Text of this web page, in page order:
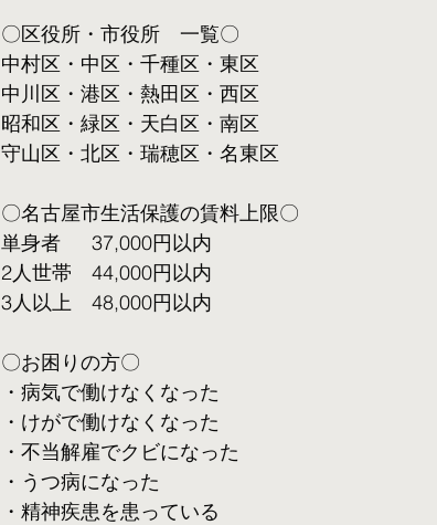
〇区役所・市役所　一覧〇
中村区・中区・千種区・東区
中川区・港区・熱田区・西区
昭和区・緑区・天白区・南区
守山区・北区・瑞穂区・名東区
〇名古屋市生活保護の賃料上限〇
単身者  　37,000円以内
2人世帯　44,000円以内
3人以上　48,000円以内
〇お困りの方〇
・病気で働けなくなった
・けがで働けなくなった
・不当解雇でクビになった
・うつ病になった
・精神疾患を患っている